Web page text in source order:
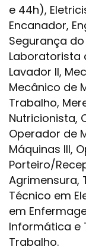
e 44h),
Encanador,
Segurança
Laboratorista
Lavador II,
Mecânico de
Trabalho,
Nutricionista,
Operador de
Máquinas III,
Porteiro/
Agrimensura,
Técnico em
em
Informática e
Trabalho.